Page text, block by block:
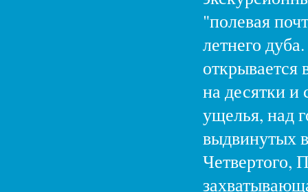
"полевая
летнего
открывается
на десятки и
ущелья, над
выдвинутых
Четвертого,